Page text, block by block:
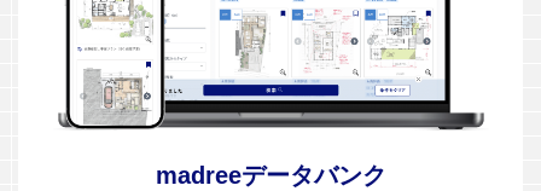
madreeデータバンク